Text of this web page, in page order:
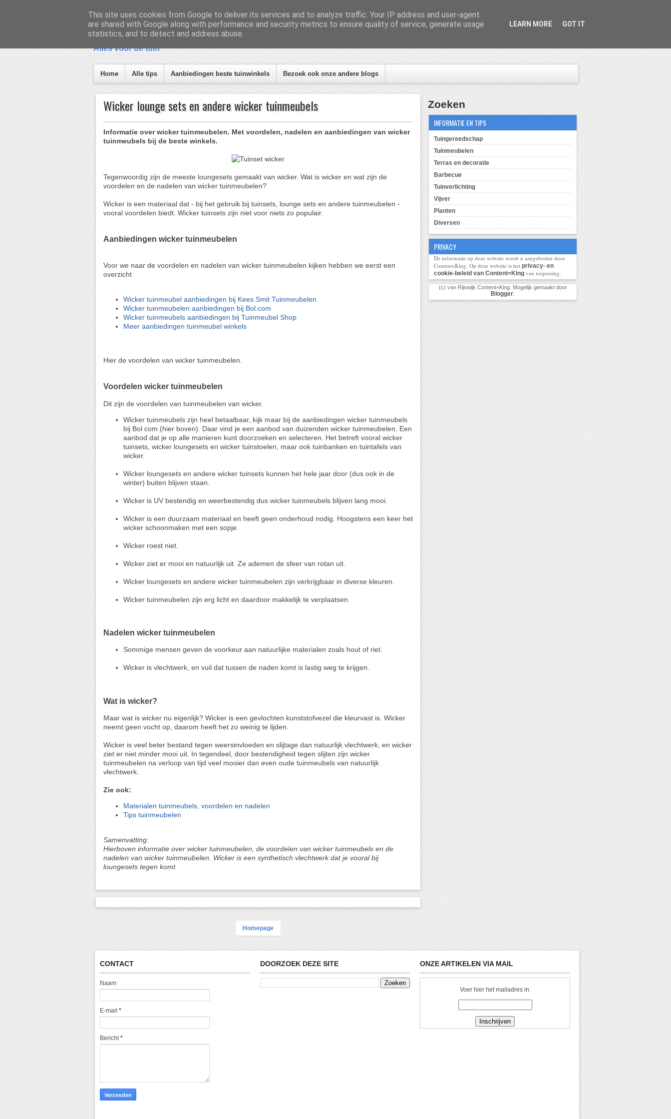
Inhoud
Aanbiedingen Tuin
Alles voor de tuin
Aanbiedingen beste tuinwinkels
Home Alle tips Aanbiedingen beste tuinwinkels Bezoek ook onze andere blogs
Wicker lounge sets en andere wicker tuinmeubels
Informatie over wicker tuinmeubelen. Met voordelen, nadelen en aanbiedingen van wicker
tuinmeubels bij de beste winkels.
Tegenwoordig zijn de meeste loungesets gemaakt van wicker. Wat is wicker en wat zijn de
voordelen en de nadelen van wicker tuinmeubelen?
Wicker is een materiaal dat - bij het gebruik bij tuinsets, lounge sets en andere tuinmeubelen -
vooral voordelen biedt. Wicker tuinsets zijn niet voor niets zo populair.
Aanbiedingen wicker tuinmeubelen
Voor we naar de voordelen en nadelen van wicker tuinmeubelen kijken hebben we eerst een
overzicht
Wicker tuinmeubel aanbiedingen bij Kees Smit Tuinmeubelen
Wicker tuinmeubelen aanbiedingen bij Bol.com
Wicker tuinmeubels aanbiedingen bij Tuinmeubel Shop
Meer aanbiedingen tuinmeubel winkels
Hier de voordelen van wicker tuinmeubelen.
Voordelen wicker tuinmeubelen
Dit zijn de voordelen van tuinmeubelen van wicker.
Wicker tuinmeubels zijn heel betaalbaar, kijk maar bij de aanbiedingen wicker tuinmeubels
bij Bol com (hier boven). Daar vind je een aanbod van duizenden wicker tuinmeubelen. Een
aanbod dat je op alle manieren kunt doorzoeken en selecteren. Het betreft vooral wicker
tuinsets, wicker loungesets en wicker tuinstoelen, maar ook tuinbanken en tuintafels van
wicker.
Wicker loungesets en andere wicker tuinsets kunnen het hele jaar door (dus ook in de
winter) buiten blijven staan.
Wicker is UV bestendig en weerbestendig dus wicker tuinmeubels blijven lang mooi.
Wicker is een duurzaam materiaal en heeft geen onderhoud nodig. Hoogstens een keer het
wicker schoonmaken met een sopje.
Wicker roest niet.
Wicker ziet er mooi en natuurlijk uit. Ze ademen de sfeer van rotan uit.
Wicker loungesets en andere wicker tuinmeubelen zijn verkrijgbaar in diverse kleuren.
Wicker tuinmeubelen zijn erg licht en daardoor makkelijk te verplaatsen.
Nadelen wicker tuinmeubelen
Sommige mensen geven de voorkeur aan natuurlijke materialen zoals hout of riet.
Wicker is vlechtwerk, en vuil dat tussen de naden komt is lastig weg te krijgen.
Wat is wicker?
Maar wat is wicker nu eigenlijk? Wicker is een gevlochten kunststofvezel die kleurvast is. Wicker
neemt geen vocht op, daarom heeft het zo weinig te lijden.
Wicker is veel beter bestand tegen weersinvloeden en slijtage dan natuurlijk vlechtwerk, en wicker
ziet er niet minder mooi uit. In tegendeel, door bestendigheid tegen slijten zijn wicker
tuinmeubelen na verloop van tijd veel mooier dan even oude tuinmeubels van natuurlijk
vlechtwerk.
Zie ook:
Materialen tuinmeubels, voordelen en nadelen
Tips tuinmeubelen
Samenvatting:
Hierboven informatie over wicker tuinmeubelen, de voordelen van wicker tuinmeubels en de
nadelen van wicker tuinmeubelen. Wicker is een synthetisch vlechtwerk dat je vooral bij
loungesets tegen komt.
Homepage
Zoeken
INFORMATIE EN TIPS
Tuingereedschap
Tuinmeubelen
Terras en decoratie
Barbecue
Tuinverlichting
Vijver
Planten
Diversen
PRIVACY
De informatie op deze website wordt u aangeboden door
Content=King. Op deze website is het privacy- en
cookie-beleid van Content=King van toepassing.
(c) van Rijswijk Content=King. Mogelijk gemaakt door
Blogger
CONTACT
Naam
E-mail *
Bericht *
DOORZOEK DEZE SITE ONZE ARTIKELEN VIA MAIL
Voer hier het mailadres in:
This site uses cookies from Google to deliver its services and to analyze traffic. Your IP address and user-agent
are shared with Google along with performance and security metrics to ensure quality of service, generate usage
statistics, and to detect and address abuse.
LEARN MORE GOT IT